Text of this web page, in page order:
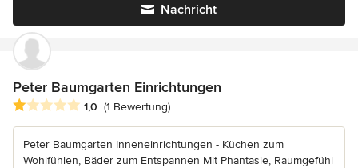
Nachricht
Peter Baumgarten Einrichtungen
Durchschnittliche Bewertung: 1 von 5 Sternen
1,0 (1 Bewertung)
Peter Baumgarten Inneneinrichtungen - Küchen zum
Wohlfühlen, Bäder zum Entspannen Mit Phantasie, Raumgefühl